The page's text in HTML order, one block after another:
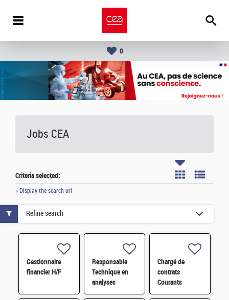
0
Jobs CEA
Criteria selected:
» Display the search url
Gestionnaire
financier H/F
Responsable
Technique en
analyses
radiologiques
Chargé de
contrats
Courants
Faibles (CFA)
Refine search